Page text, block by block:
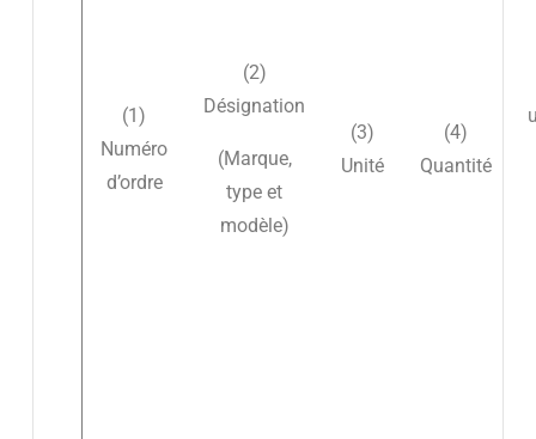
(1)
Numéro
d’ordre
(2)
Désignation
(Marque,
type et
modèle)
(3)
Unité
(4)
Quantité